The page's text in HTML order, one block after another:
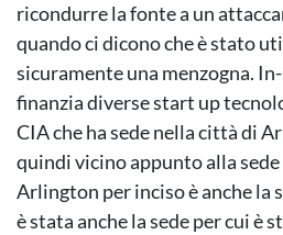
ricondurre la fonte a un
quando ci dicono che è stato
sicuramente una menzogna.
finanzia diverse start up
CIA che ha sede nella città di
quindi vicino appunto alla
Arlington per inciso è anche la
è stata anche la sede per cui è